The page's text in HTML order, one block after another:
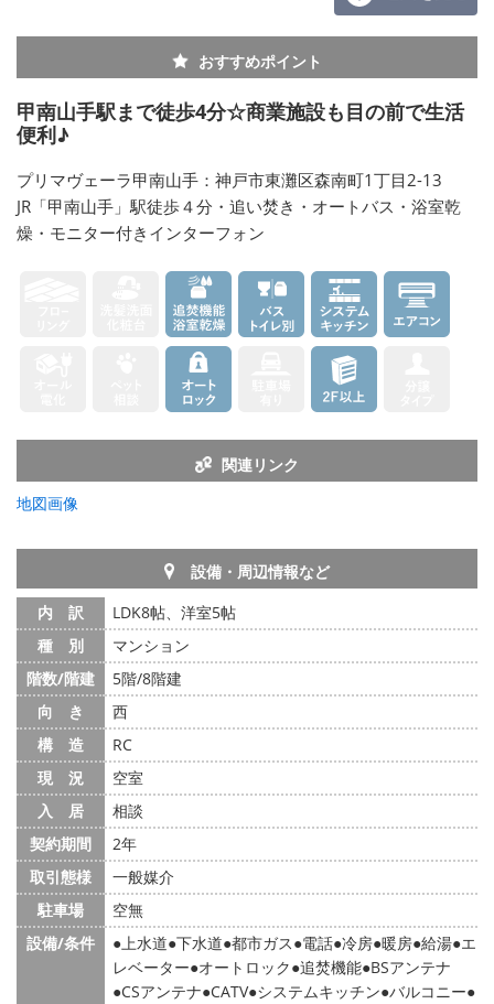
おすすめポイント
甲南山手駅まで徒歩4分☆商業施設も目の前で生活
便利♪
プリマヴェーラ甲南山手：神戸市東灘区森南町1丁目2-13
JR「甲南山手」駅徒歩４分・追い焚き・オートバス・浴室乾
燥・モニター付きインターフォン
関連リンク
地図画像
設備・周辺情報など
内 訳
LDK8帖、洋室5帖
種 別
マンション
階数/階建
5階/8階建
向 き
西
構 造
RC
現 況
空室
入 居
相談
契約期間
2年
取引態様
一般媒介
駐車場
空無
設備/条件
上水道 下水道 都市ガス 電話 冷房 暖房 給湯 エ
レベーター オートロック 追焚機能 BSアンテナ
CSアンテナ CATV システムキッチン バルコニー